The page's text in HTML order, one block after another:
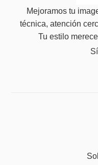
Mejoramos tu
técnica, atención
Tu estilo